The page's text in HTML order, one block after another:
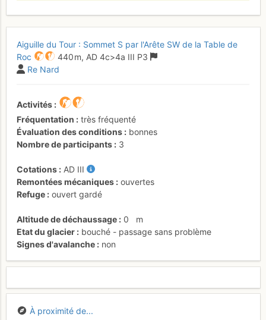
Aiguille du Tour : Sommet S par l'Arête SW de la Table de
Roc
440 m, AD 4c>4a III P3
Re Nard
Activités
Fréquentation
très fréquenté
Évaluation des conditions
bonnes
Nombre de participants
3
Cotations AD III
Remontées mécaniques
ouvertes
Refuge
ouvert gardé
Altitude de déchaussage 0
m
Etat du glacier
bouché - passage sans problème
Signes d'avalanche
non
À proximité de...